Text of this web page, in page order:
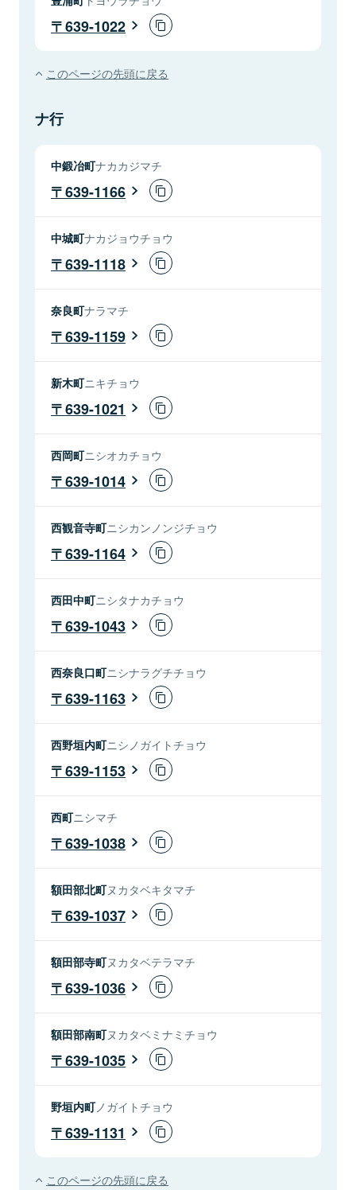
639-1022
このページの先頭に戻る
ナ行
中鍛冶町ナカカジマチ
639-1166
中城町ナカジョウチョウ
639-1118
奈良町ナラマチ
639-1159
新木町ニキチョウ
639-1021
西岡町ニシオカチョウ
639-1014
西観音寺町ニシカンノンジチョウ
639-1164
西田中町ニシタナカチョウ
639-1043
西奈良口町ニシナラグチチョウ
639-1163
西野垣内町ニシノガイトチョウ
639-1153
西町ニシマチ
639-1038
額田部北町ヌカタベキタマチ
639-1037
額田部寺町ヌカタベテラマチ
639-1036
額田部南町ヌカタベミナミチョウ
639-1035
野垣内町ノガイトチョウ
639-1131
このページの先頭に戻る